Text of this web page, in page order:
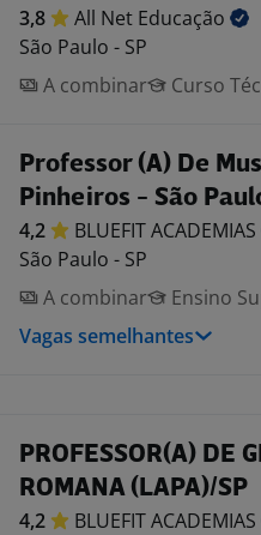
3,8 All Net Educação
São Paulo - SP
A combinar
Curso
Professor (A) De
Pinheiros - São
4,2 BLUEFITACADEMIAS
São Paulo - SP
A combinar
Ensino
Vagas semelhantes
PROFESSOR(A) DE
ROMANA (LAPA)/SP
4,2 BLUEFITACADEMIAS